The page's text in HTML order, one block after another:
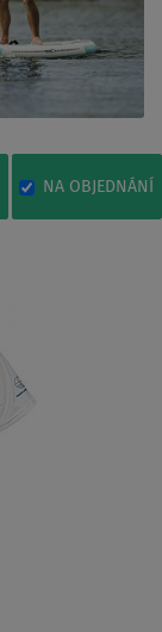
NA OBJEDNÁNÍ